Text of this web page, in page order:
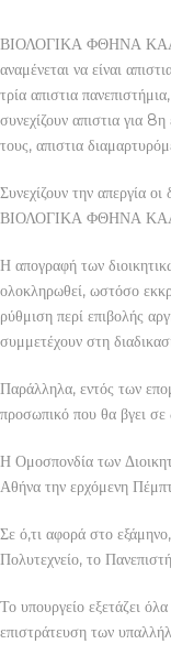
ΒΙΟΛΟΓΙΚΑ ΦΘΗΝΑ
αναμένεται να είναι
τρία απιστια πανεπιστήμια,
συνεχίζουν απιστια για
τους, απιστια
Συνεχίζουν την απεργία
ΒΙΟΛΟΓΙΚΑ ΦΘΗΝΑ
Η απογραφή των
ολοκληρωθεί, ωστόσο
ρύθμιση περί επιβολής
συμμετέχουν στη
Παράλληλα, εντός των
προσωπικό που θα βγει σε
Η Ομοσπονδία των
Αθήνα την ερχόμενη
Σε ό,τι αφορά στο
Πολυτεχνείο, το
Το υπουργείο εξετάζει
επιστράτευση των